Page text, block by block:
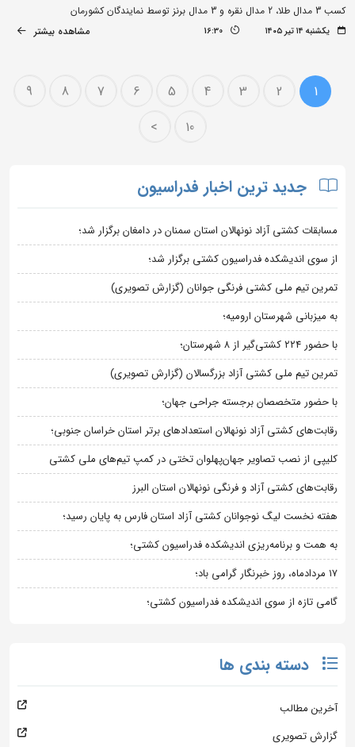
کسب 3 مدال طلا، 2 مدال نقره و 3 مدال برنز توسط نمایندگان کشورمان
یکشنبه ۱۴ تیر ۱۴۰۵ 16:30 مشاهده بیشتر
1
2
3
4
5
6
7
8
9
10
>
جدید ترین اخبار فدراسیون
مسابقات کشتی آزاد نونهالان استان سمنان در دامغان برگزار شد؛
از سوی اندیشکده فدراسیون کشتی برگزار شد؛
تمرین تیم ملی کشتی فرنگی جوانان (گزارش تصویری)
به میزبانی شهرستان ارومیه؛
با حضور ۲۲۴ کشتی‌گیر از ۸ شهرستان؛
تمرین تیم ملی کشتی آزاد بزرگسالان (گزارش تصویری)
با حضور متخصصان برجسته جراحی جهان؛
رقابت‌های کشتی آزاد نونهالان استعدادهای برتر استان خراسان جنوبی؛
کلیپی از نصب تصاویر جهان‌پهلوان تختی در کمپ تیم‌های ملی کشتی
رقابت‌های کشتی آزاد و فرنگی نونهالان استان البرز
هفته نخست لیگ نوجوانان کشتی آزاد استان فارس به پایان رسید؛
به همت و برنامه‌ریزی اندیشکده فدراسیون کشتی؛
۱۷ مردادماه، روز خبرنگار گرامی باد؛
گامی تازه از سوی اندیشکده فدراسیون کشتی؛
دسته بندی ها
آخرین مطالب
گزارش تصویری